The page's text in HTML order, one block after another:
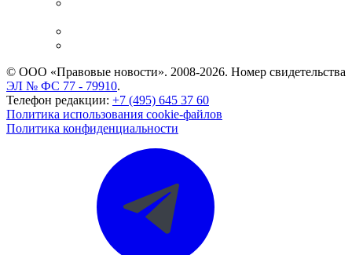
© ООО «Правовые новости». 2008-2026. Номер свидетельства
ЭЛ № ФС 77 - 79910.
Телефон редакции: +7 (495) 645 37 60
Политика использования cookie-файлов
Политика конфиденциальности